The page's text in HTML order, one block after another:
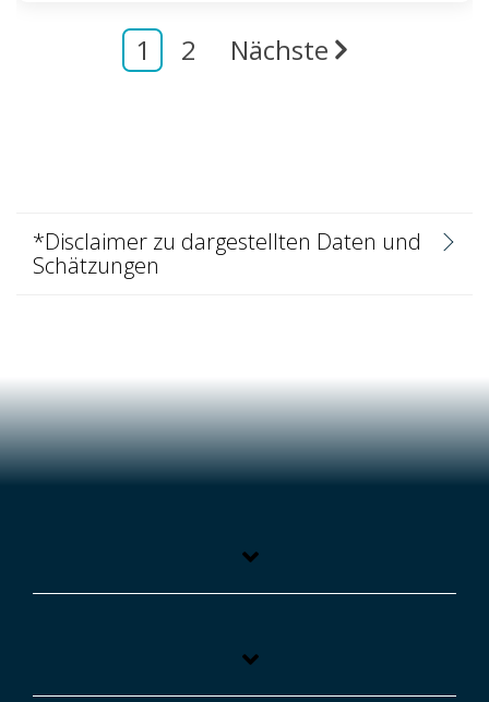
1 2 Nächste
*Disclaimer zu dargestellten Daten und
Schätzungen